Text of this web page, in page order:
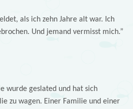
als ich zehn Jahre alt war. Ich
Und jemand vermisst mich.”
wurde geslated und hat sich
zu wagen. Einer Familie und einer